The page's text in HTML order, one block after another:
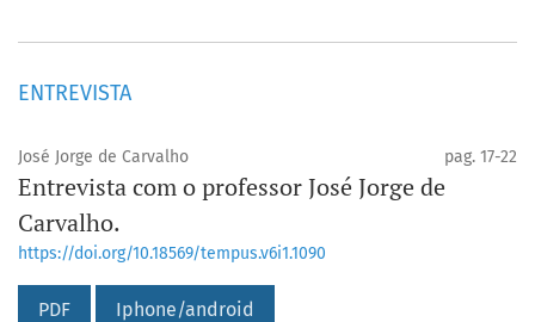
ENTREVISTA
José Jorge de Carvalho pag. 17-22
Entrevista com o professor José Jorge de
Carvalho.
https://doi.org/10.18569/tempus.v6i1.1090
PDF Iphone/android